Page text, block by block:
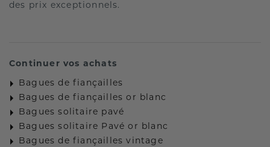
des prix exceptionnels.
Continuer vos achats
Bagues de fiançailles
Bagues de fiançailles or blanc
Bagues solitaire pavé
Bagues solitaire Pavé or blanc
Bagues de fiançailles vintage